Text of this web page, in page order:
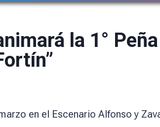
la 1°
en el Escenario Alfonso y